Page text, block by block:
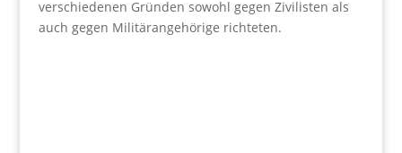
verschiedenen Gründen sowohl gegen Zivilisten als
auch gegen Militärangehörige richteten.